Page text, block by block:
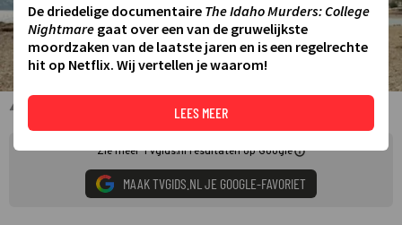
Monique Hanslers
Zie meer TVgids.nl resultaten op Google
MAAK TVGIDS.NL JE GOOGLE-FAVORIET
De driedelige documentaire The Idaho Murders: College
Nightmare gaat over een van de gruwelijkste
moordzaken van de laatste jaren en is een regelrechte
hit op Netflix. Wij vertellen je waarom!
LEES MEER